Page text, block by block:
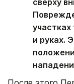
и руках.